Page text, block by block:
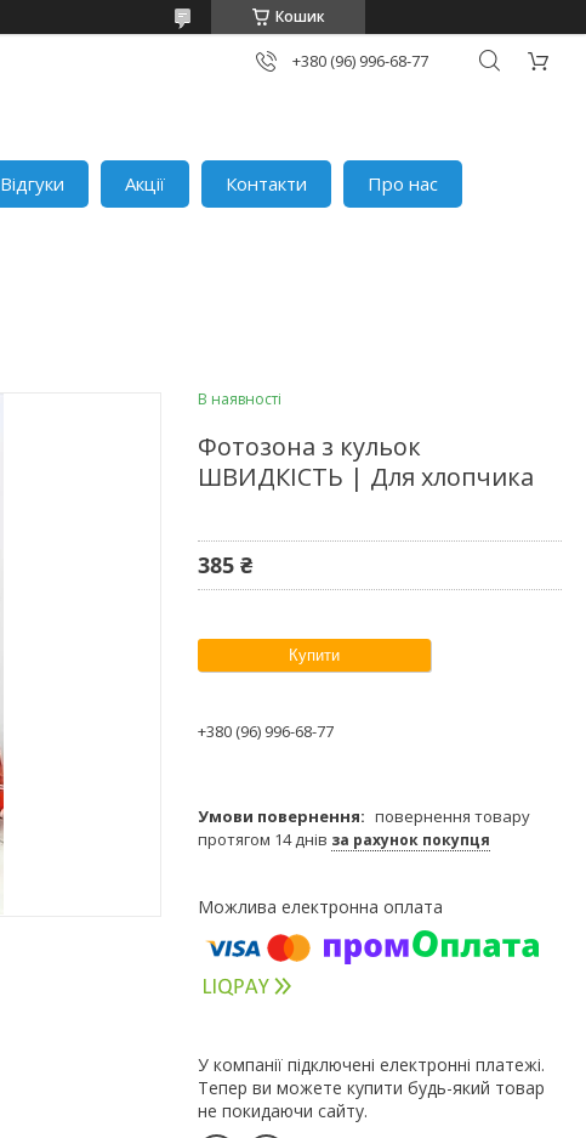
Кошик
+380 (96) 996-68-77
Відгуки Акції Контакти
Про нас
В наявності
Фотозона з кульок
ШВИДКІСТЬ | Для хлопчика
385 ₴
Купити
+380 (96) 996-68-77
повернення товару
протягом 14 днів за рахунок покупця
У компанії підключені електронні платежі.
Тепер ви можете купити будь-який товар
не покидаючи сайту.